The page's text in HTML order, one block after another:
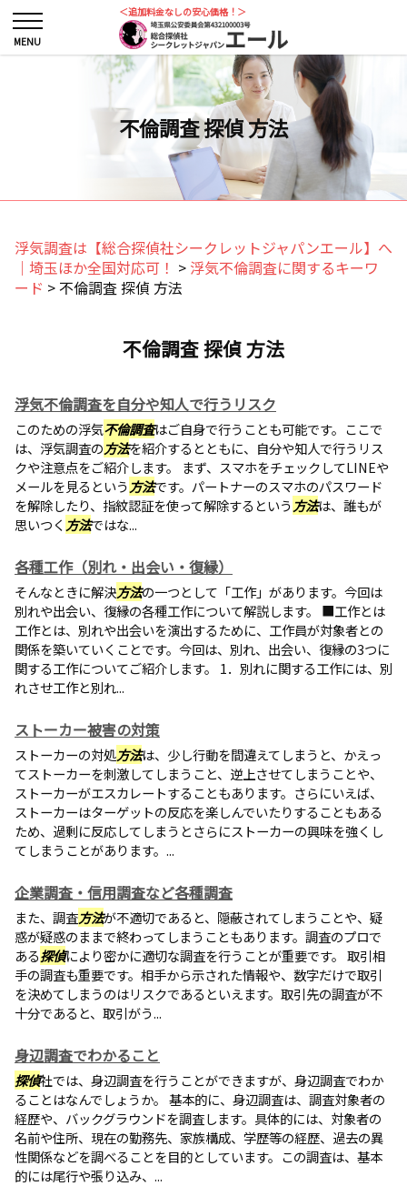
不倫調査 探偵 方法
＜追加料金なしの安心価格！＞
浮気調査は【総合探偵社シークレットジャパンエール】へ
｜埼玉ほか全国対応可！ > 浮気不倫調査に関するキーワ
ード >不倫調査 探偵 方法
不倫調査 探偵 方法
浮気不倫調査を自分や知人で行うリスク
このための浮気不倫調査はご自身で行うことも可能です。ここで
は、浮気調査の方法を紹介するとともに、自分や知人で行うリス
クや注意点をご紹介します。 まず、スマホをチェックしてLINEや
メールを見るという方法です。パートナーのスマホのパスワード
を解除したり、指紋認証を使って解除するという方法は、誰もが
思いつく 方法ではな...
各種工作（別れ・出会い・復縁）
そんなときに解決方法の一つとして「工作」があります。今回は
別れや出会い、復縁の各種工作について解説します。 ■工作とは
工作とは、別れや出会いを演出するために、工作員が対象者との
関係を築いていくことです。今回は、別れ、出会い、復縁の3つに
関する工作についてご紹介します。 1．別れに関する工作には、別
れさせ工作と別れ...
ストーカー被害の対策
ストーカーの対処方法は、少し行動を間違えてしまうと、かえっ
てストーカーを刺激してしまうこと、逆上させてしまうことや、
ストーカーがエスカレートすることもあります。さらにいえば、
ストーカーはターゲットの反応を楽しんでいたりすることもある
ため、過剰に反応してしまうとさらにストーカーの興味を強くし
てしまうことがあります。...
企業調査・信用調査など各種調査
また、調査方法が不適切であると、隠蔽されてしまうことや、疑
惑が疑惑のままで終わってしまうこともあります。調査のプロで
ある探偵により密かに適切な調査を行うことが重要です。 取引相
手の調査も重要です。相手から示された情報や、数字だけで取引
を決めてしまうのはリスクであるといえます。取引先の調査が不
十分であると、取引がう...
身辺調査でわかること
探偵社では、身辺調査を行うことができますが、身辺調査でわか
ることはなんでしょうか。 基本的に、身辺調査は、調査対象者の
経歴や、バックグラウンドを調査します。具体的には、対象者の
名前や住所、現在の勤務先、家族構成、学歴等の経歴、過去の異
性関係などを調べることを目的としています。この調査は、基本
的には尾行や張り込み、...